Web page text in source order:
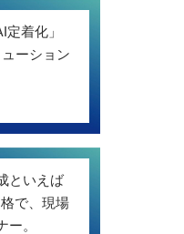
着化」
ーション
といえば
で、現場
。